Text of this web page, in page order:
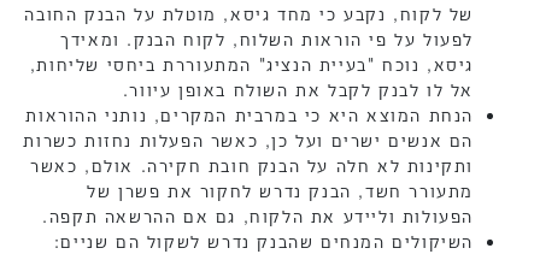
של לקוח, נקבע כי מחד גיסא, מוטלת על הבנק החובה
לפעול על פי הוראות השלוח, לקוח הבנק. ומאידך
גיסא, נוכח "בעיית הנציג" המתעוררת ביחסי שליחות,
אל לו לבנק לקבל את השולח באופן עיוור.
הנחת המוצא היא כי במרבית המקרים, נותני ההוראות
הם אנשים ישרים ועל כן, כאשר הפעלות נחזות כשרות
ותקינות לא חלה על הבנק חובת חקירה. אולם, כאשר
מתעורר חשד, הבנק נדרש לחקור את פשרן של
הפעולות וליידע את הלקוח, גם אם ההרשאה תקפה.
השיקולים המנחים שהבנק נדרש לשקול הם שניים: